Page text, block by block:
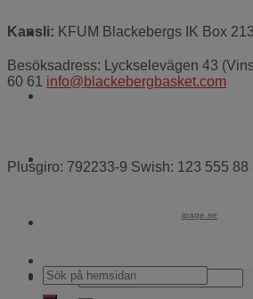
WEBBSHOP
För alla coacher
Kansli: KFUM Blackebergs IK Box
Besöksadress: Lyckselevägen 43
60 61 info@blackebergbasket.com
Plusgiro: 792233-9 Swish: 123 555 88
ipage.se